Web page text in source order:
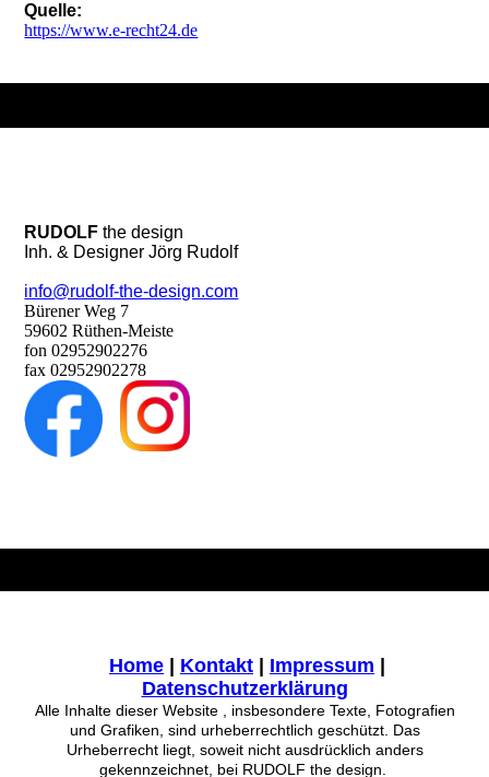
Quelle:
https://www.e-recht24.de
RUDOLF the design
Inh. & Designer Jörg Rudolf
info@rudolf-the-design.com
Bürener Weg 7
59602 Rüthen-Meiste
fon 02952902276
fax 02952902278
Home Kontakt Impressum
Datenschutzerklärung
Alle Inhalte dieser Website , insbesondere Texte, Fotografien
und Grafiken, sind urheberrechtlich geschützt. Das
Urheberrecht liegt, soweit nicht ausdrücklich anders
gekennzeichnet, bei RUDOLF the design.